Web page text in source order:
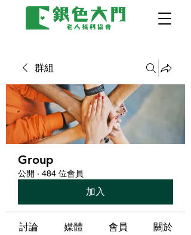
群組
Group
公開 · 484 位會員
加入
討論 媒體 會員 關於